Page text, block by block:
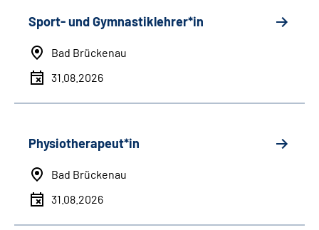
Sport- und Gymnastiklehrer*in
Bad Brückenau
31.08.2026
Physiotherapeut*in
Bad Brückenau
31.08.2026